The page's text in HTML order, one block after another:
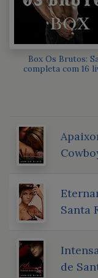
Box Os Brutos:
completa com 16
Santa
de